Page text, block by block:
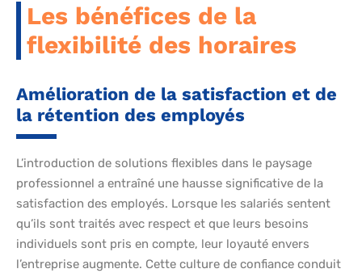
Les bénéfices de la
flexibilité des horaires
Amélioration de la satisfaction et de
la rétention des employés
L’introduction de solutions flexibles dans le paysage
professionnel a entraîné une hausse significative de la
satisfaction des employés. Lorsque les salariés sentent
qu’ils sont traités avec respect et que leurs besoins
individuels sont pris en compte, leur loyauté envers
l’entreprise augmente. Cette culture de confiance conduit